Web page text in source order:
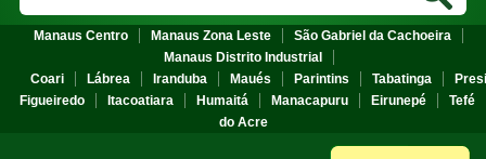
Manaus Centro Manaus Zona Leste
São Gabriel da Cachoeira
Manaus Distrito Industrial
Coari
Lábrea Iranduba Maués Parintins Tabatinga
Figueiredo
Itacoatiara Humaitá Manacapuru Eirunepé
Tefé
do Acre